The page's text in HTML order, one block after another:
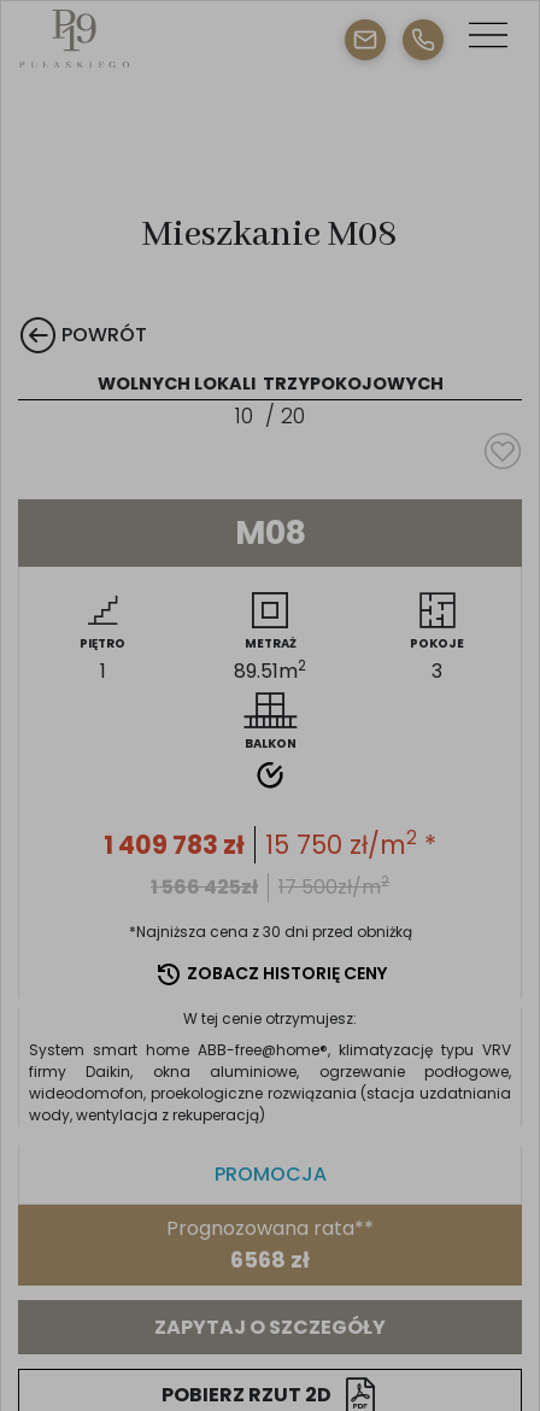
Mieszkanie M08
POWRÓT
WOLNYCH LOKALI TRZYPOKOJOWYCH
10 / 20
M08
PIĘTRO
1
METRAŻ
89.51m2
POKOJE
3
BALKON
1 409 783 zł 15 750 zł/m2 *
1 566 425zł 17 500zł/m2
*Najniższa cena z 30 dni przed obniżką
ZOBACZ HISTORIĘ CENY
W tej cenie otrzymujesz:
System smart home ABB-free@home®, klimatyzację typu VRV
firmy Daikin, okna aluminiowe, ogrzewanie podłogowe,
wideodomofon, proekologiczne rozwiązania (stacja uzdatniania
wody, wentylacja z rekuperacją)
PROMOCJA
Prognozowana rata**
6568 zł
ZAPYTAJ O SZCZEGÓŁY
POBIERZ RZUT 2D